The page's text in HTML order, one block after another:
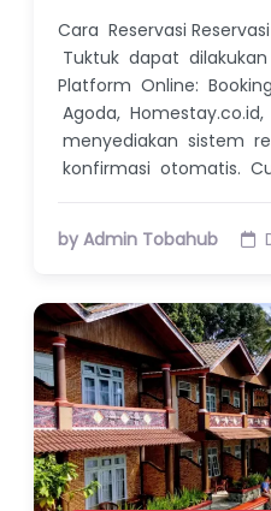
Cara Reservasi
Tuktuk dapat
Platform Online:
Agoda,
menyediakan sistem
konfirmasi otomatis.
by Admin Tobahub